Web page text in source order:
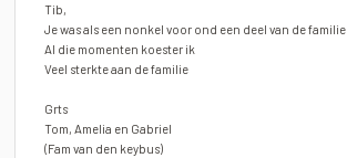
Tib,
Je was als een nonkel voor ond een deel van de familie
Al die momenten koester ik
Veel sterkte aan de familie
Grts
Tom, Amelia en Gabriel
(Fam van den keybus)